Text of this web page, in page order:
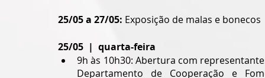
25/05 a 27/05: Exposição de malas e bonecos
25/05  |  quarta-feira
9h às 10h30: Abertura com
Departamento de Cooperação e